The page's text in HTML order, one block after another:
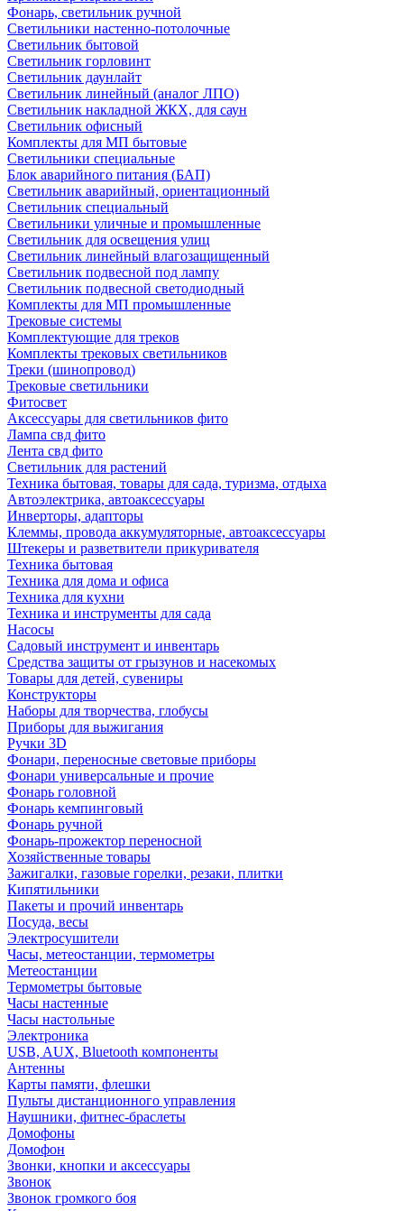
Фонарь, светильник ручной
Светильники настенно-потолочные
Светильник бытовой
Светильник горловинт
Светильник даунлайт
Светильник линейный (аналог ЛПО)
Светильник накладной ЖКХ, для саун
Светильник офисный
Комплекты для МП бытовые
Светильники специальные
Блок аварийного питания (БАП)
Светильник аварийный, ориентационный
Светильник специальный
Светильники уличные и промышленные
Светильник для освещения улиц
Светильник линейный влагозащищенный
Светильник подвесной под лампу
Светильник подвесной светодиодный
Комплекты для МП промышленные
Трековые системы
Комплектующие для треков
Комплекты трековых светильников
Треки (шинопровод)
Трековые светильники
Фитосвет
Аксессуары для светильников фито
Лампа свд фито
Лента свд фито
Светильник для растений
Техника бытовая, товары для сада, туризма, отдыха
Автоэлектрика, автоаксессуары
Инверторы, адапторы
Клеммы, провода аккумуляторные, автоаксессуары
Штекеры и разветвители прикуривателя
Техника бытовая
Техника для дома и офиса
Техника для кухни
Техника и инструменты для сада
Насосы
Садовый инструмент и инвентарь
Средства защиты от грызунов и насекомых
Товары для детей, сувениры
Конструкторы
Наборы для творчества, глобусы
Приборы для выжигания
Ручки 3D
Фонари, переносные световые приборы
Фонари универсальные и прочие
Фонарь головной
Фонарь кемпинговый
Фонарь ручной
Фонарь-прожектор переносной
Хозяйственные товары
Зажигалки, газовые горелки, резаки, плитки
Кипятильники
Пакеты и прочий инвентарь
Посуда, весы
Электросушители
Часы, метеостанции, термометры
Метеостанции
Термометры бытовые
Часы настенные
Часы настольные
Электроника
USB, AUX, Bluetooth компоненты
Антенны
Карты памяти, флешки
Пульты дистанционного управления
Наушники, фитнес-браслеты
Домофоны
Домофон
Звонки, кнопки и аксессуары
Звонок
Звонок громкого боя